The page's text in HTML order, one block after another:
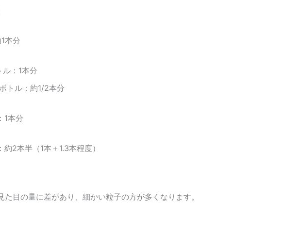
本分
：1本分
トル：約1/2本分
1本分
2本半（1本＋1.3本程度）
目の量に差があり、細かい粒子の方が多くなります。